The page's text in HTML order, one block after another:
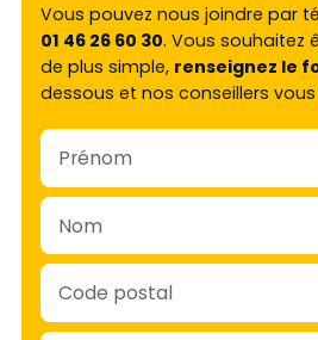
Vous pouvez nous joindre par
01 46 26 60 30. Vous souhaitez
de plus simple, renseignez le
dessous et nos conseillers